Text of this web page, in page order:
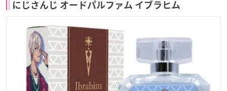
にじさんじ オードパルファム イブラヒム